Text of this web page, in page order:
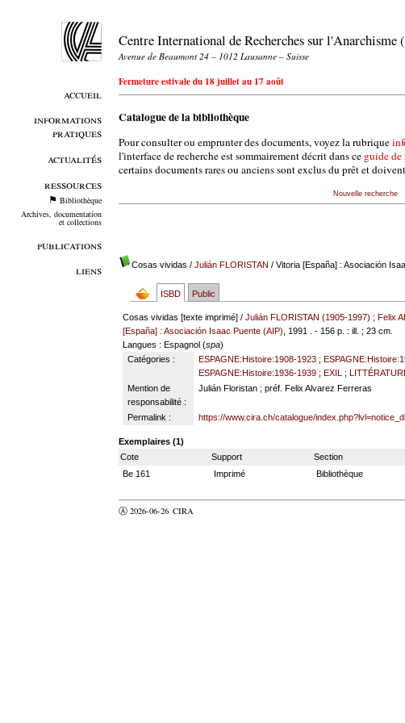
accueil
informations
pratiques
actualités
ressources
Bibliothèque
Archives, documentation
et collections
publications
liens
Centre International de Recherches sur
Avenue de Beaumont 24 – 1012 Lausanne – Suisse
Fermeture estivale du 18 juillet au 17 août
Catalogue de la bibliothèque
Pour consulter ou emprunter des documents, voyez la rubrique
l'interface de recherche est sommairement décrit dans ce guide de
certains documents rares ou anciens sont exclus du prêt et
Nouvelle recherche
Cosas vividas / Julián FLORISTAN / Vitoria [España] : Asociación
ISBD Public
Cosas vividas [texte imprimé] /Julián FLORISTAN (1905-1997) ;Felix
[España] : Asociación Isaac Puente (AIP)
, 1991 . - 156 p. : ill. ; 23 cm.
Langues : Espagnol (spa)
Catégories :
ESPAGNE:Histoire:1908-1923;
ESPAGNE:Histoire:1936-1939; EXIL ;
Mention de
responsabilité :
Julián Floristan ; préf. Felix Alvarez Ferreras
Permalink : https://www.cira.ch/catalogue/
Exemplaires (1)
Cote
Support Section
Be 161
Imprimé Bibliothèque
Ⓐ 2026-06-26 CIRA